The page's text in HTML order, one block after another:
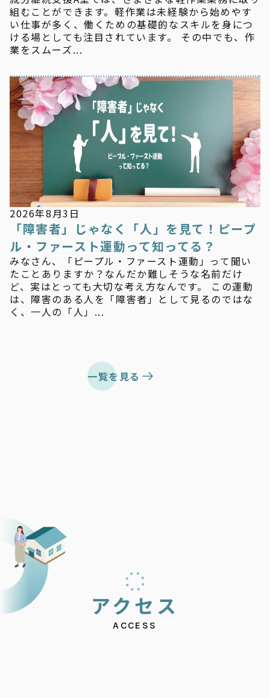
組むことができます。軽作業は未経験から始めやす
い仕事が多く、働くための基礎的なスキルを身につ
ける場としても注目されています。 その中でも、作
業をスムーズ...
新着情報
2026年8月3日
「障害者」じゃなく「人」を見て！ピープ
ル・ファースト運動って知ってる？
みなさん、「ピープル・ファースト運動」って聞い
たことありますか？なんだか難しそうな名前だけ
ど、実はとっても大切な考え方なんです。 この運動
は、障害のある人を「障害者」として見るのではな
く、一人の「人」...
一覧を見る
アクセ ス
ACCESS